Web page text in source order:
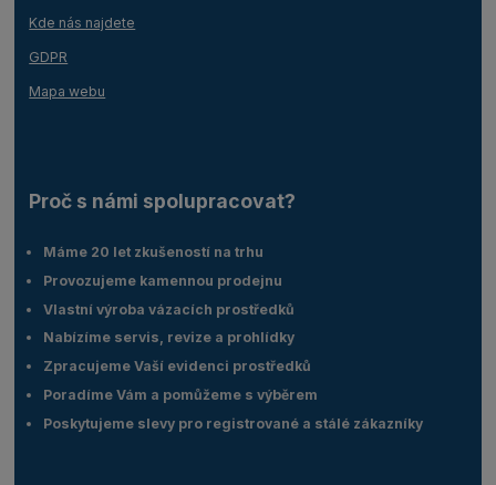
Kde nás najdete
GDPR
Mapa webu
Proč s námi spolupracovat?
Máme 20 let zkušeností na trhu
Provozujeme kamennou prodejnu
Vlastní výroba vázacích prostředků
Nabízíme servis, revize a prohlídky
Zpracujeme Vaší evidenci prostředků
Poradíme Vám a pomůžeme s výběrem
Poskytujeme slevy pro registrované a stálé zákazníky